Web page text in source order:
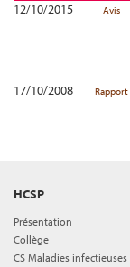
12/10/2015
Avis
17/10/2008
Rapport
HCSP
Présentation
Collège
CS Maladies